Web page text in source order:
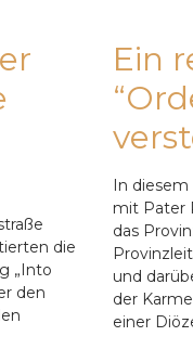
die
„Into
den
Ein
In
mit Pater
das
und
der
einer